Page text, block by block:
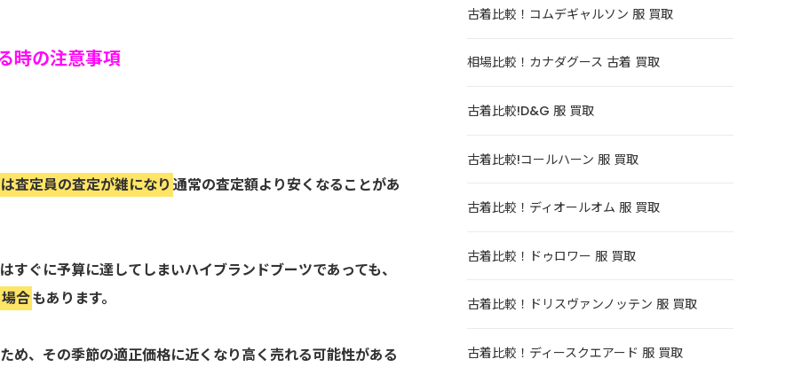
時の注意事項
査定員の査定が雑になり 通常の査定額より安くなることがあ
ぐに予算に達してしまいハイブランドブーツであっても、
合もあります。
め、その季節の適正価格に近くなり高く売れる可能性がある
古着比較！コムデギャルソン 服 買取
相場比較！カナダグース 古着 買取
古着比較!D&G 服 買取
古着比較!コールハーン 服 買取
古着比較！ディオールオム 服 買取
古着比較！ドゥロワー 服 買取
古着比較！ドリスヴァンノッテン 服 買取
古着比較！ディースクエアード 服 買取